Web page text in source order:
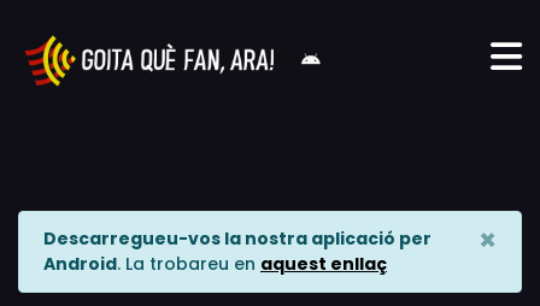
Descarregueu-vos la nostra aplicació per
Android. La trobareu en aquest enllaç
×